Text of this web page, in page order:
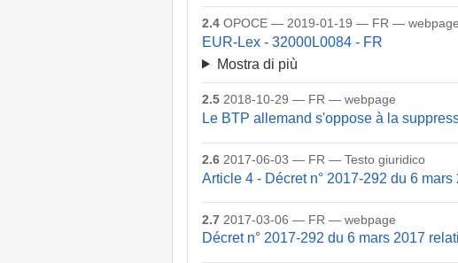
2.4 OPOCE — 2019-01-19 — FR — webpage
EUR-Lex - 32000L0084 - FR
Mostra di più
2.5 2018-10-29 — FR — webpage
Le BTP allemand s'oppose à la
2.6 2017-06-03 — FR — Testo giuridico
Article 4 - Décret n° 2017-292 du 6
2.7 2017-03-06 — FR — webpage
Décret n° 2017-292 du 6 mars 2017